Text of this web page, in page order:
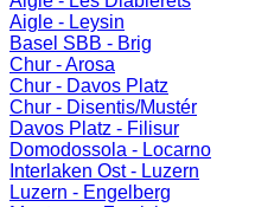
Aigle - Leysin
Basel SBB - Brig
Chur - Arosa
Chur - Davos Platz
Chur - Disentis/Mustér
Davos Platz - Filisur
Domodossola - Locarno
Interlaken Ost - Luzern
Luzern - Engelberg